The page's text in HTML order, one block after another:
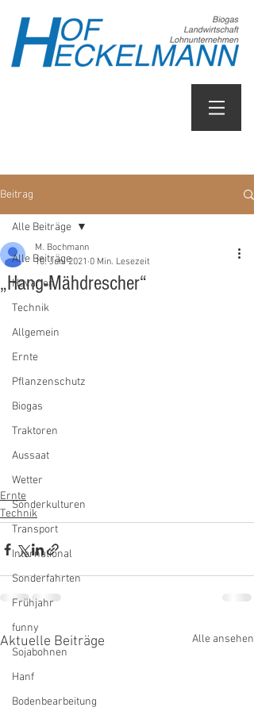
Beitrag
Alle Beiträge
Havarien
Technik
Allgemein
Ernte
Pflanzenschutz
Biogas
Traktoren
Aussaat
Wetter
Sonderkulturen
Transport
International
Sonderfahrten
Frühjahr
funny
Sojabohnen
Hanf
Bodenbearbeitung
Alle Beiträge
„Hang-Mähdrescher“
M. Bochmann
10. Juni 2021 0 Min. Lesezeit
Ernte
Technik
Aktuelle Beiträge Alle ansehen